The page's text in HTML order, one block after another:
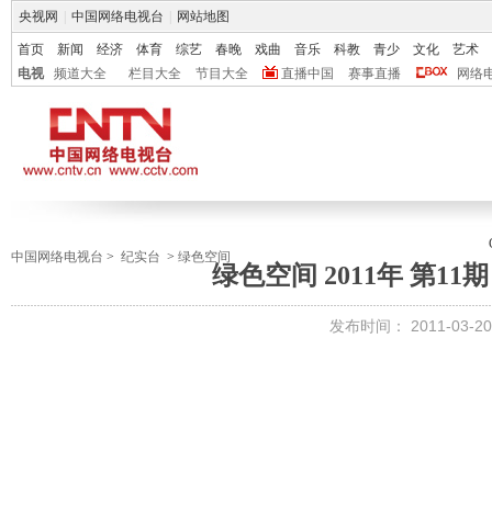
央视网 中国网络电视台 网站地图
首页 新闻 经济 体育 综艺 春晚 戏曲 音乐 科教 青少 文化
艺术
电视
频道大全 栏目大全 节目大全 直播中国 赛事直播 网络
中国网络电视台 > 纪实台 > 绿色空间
绿色空间 2011年 第11
发布时间： 2011-03-